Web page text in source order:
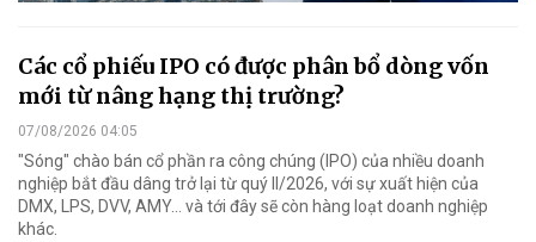
Các cổ phiếu IPO có được phân bổ dòng vốn
mới từ nâng hạng thị trường?
07/08/2026 04:05
"Sóng" chào bán cổ phần ra công chúng (IPO) của nhiều doanh
nghiệp bắt đầu dâng trở lại từ quý II/2026, với sự xuất hiện của
DMX, LPS, DVV, AMY... và tới đây sẽ còn hàng loạt doanh nghiệp
khác.